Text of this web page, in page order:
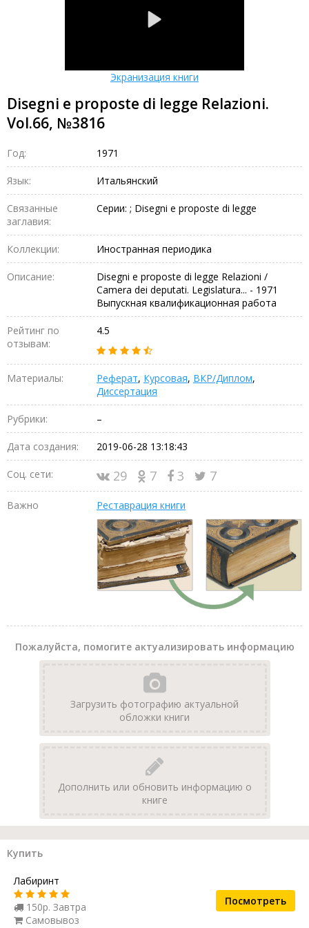
Экранизация книги
Disegni e proposte di legge Relazioni.
Vol.66, №3816
Год: 1971
Язык: Итальянский
Связанные
заглавия:
Серии: ; Disegni e proposte di legge
Коллекции: Иностранная периодика
Описание:
Disegni e proposte di legge Relazioni /
Camera dei deputati. Legislatura... - 1971
Выпускная квалификационная работа
Рейтинг по
отзывам:
4.5
Материалы: Реферат, Курсовая, ВКР/Диплом,
Диссертация
Рубрики: –
Дата создания: 2019-06-28 13:18:43
Соц. сети: 29 7 3 7
Важно Реставрация книги
Пожалуйста, помогите актуализировать информацию
Загрузить фотографию актуальной
обложки книги
Дополнить или обновить информацию о
книге
Купить
Лабиринт
150р. Завтра
Самовывоз
Посмотреть